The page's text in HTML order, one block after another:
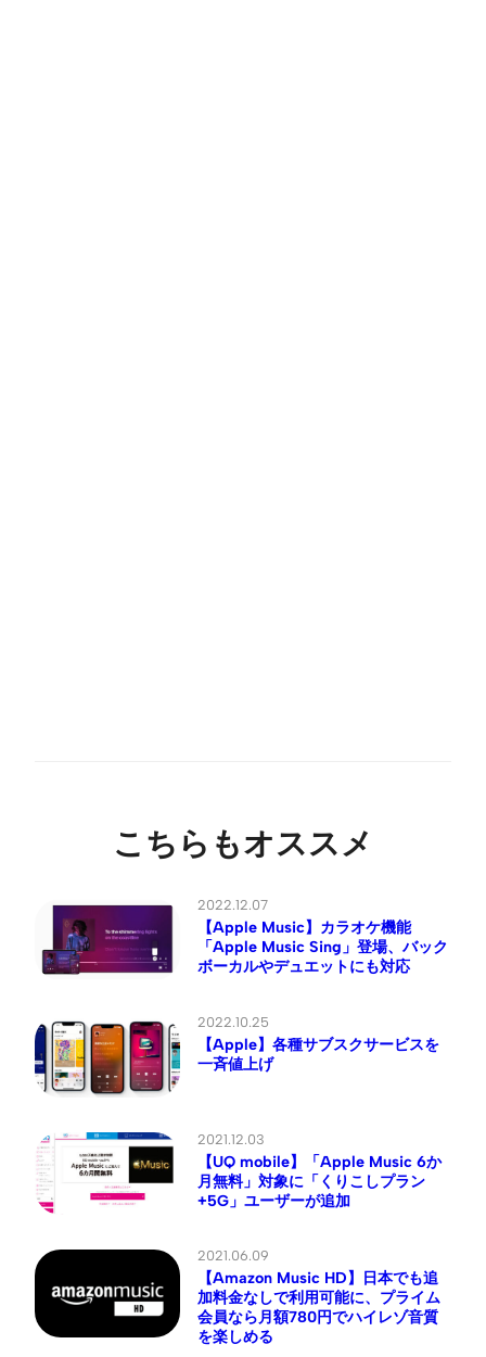
こちらもオススメ
2022.12.07
【Apple Music】カラオケ機能
「Apple Music Sing」登場、バック
ボーカルやデュエットにも対応
2022.10.25
【Apple】各種サブスクサービスを
一斉値上げ
2021.12.03
【UQ mobile】「Apple Music 6か
月無料」対象に「くりこしプラン
+5G」ユーザーが追加
2021.06.09
【Amazon Music HD】日本でも追
加料金なしで利用可能に、プライム
会員なら月額780円でハイレゾ音質
を楽しめる